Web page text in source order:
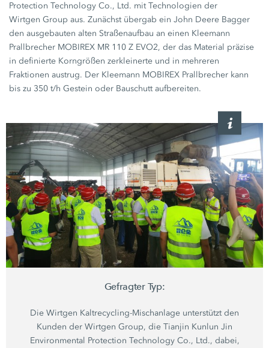
Protection Technology Co., Ltd. mit Technologien der
Wirtgen Group aus. Zunächst übergab einJohn Deere Bagger
den ausgebauten alten Straßenaufbau an einen Kleemann
Prallbrecher MOBIREX MR 110 Z EVO2, der das Material präzise
in definierte Korngrößen zerkleinerte und in mehreren
Fraktionen austrug. Der Kleemann MOBIREX Prallbrecher kann
bis zu 350 t/h Gestein oder Bauschutt aufbereiten.
Gefragter Typ:
Die Wirtgen Kaltrecycling-Mischanlage unterstützt den
Kunden der Wirtgen Group, die Tianjin Kunlun Jin
Environmental Protection Technology Co., Ltd., dabei,